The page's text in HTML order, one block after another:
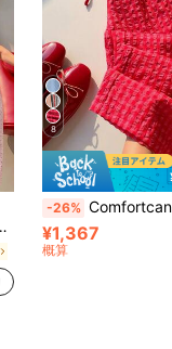
8
-26% Comfortcana プラスサイズ レディ
¥1,367
概算